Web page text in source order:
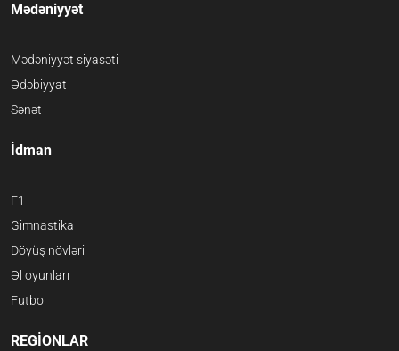
Mədəniyyət
Mədəniyyət siyasəti
Ədəbiyyat
Sənət
İdman
F1
Gimnastika
Döyüş növləri
Əl oyunları
Futbol
REGİONLAR